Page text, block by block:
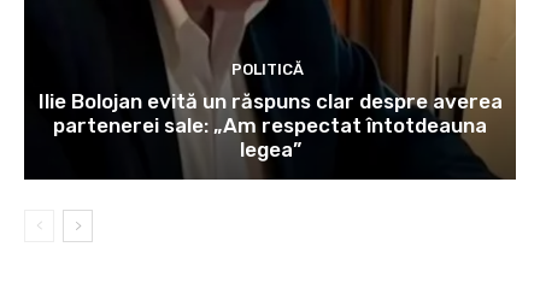
POLITICĂ
Ilie Bolojan evită un răspuns clar despre averea
partenerei sale: „Am respectat întotdeauna
legea”